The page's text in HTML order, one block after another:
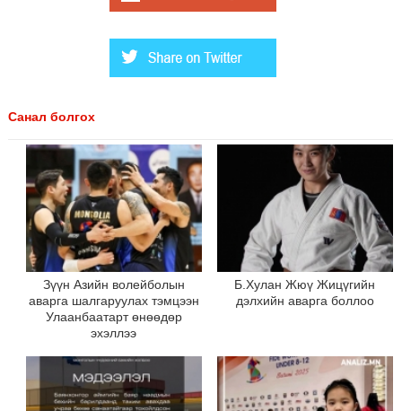
Санал болгох
Зүүн Азийн волейболын
аварга шалгаруулах тэмцээн
Улаанбаатарт өнөөдөр
эхэллээ
Б.Хулан Жюү Жицүгийн
дэлхийн аварга боллоо